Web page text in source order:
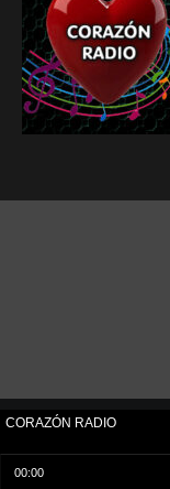
Cristóbal